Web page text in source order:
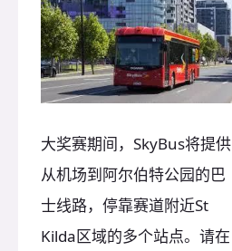
大奖赛期间，SkyBus将提供
从机场到阿尔伯特公园的巴
士线路，停靠赛道附近St
Kilda区域的多个站点。 请在